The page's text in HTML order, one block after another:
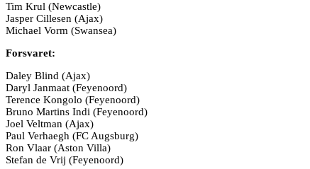
Tim Krul (Newcastle)
Jasper Cillesen (Ajax)
Michael Vorm (Swansea)
Forsvaret:
Daley Blind (Ajax)
Daryl Janmaat (Feyenoord)
Terence Kongolo (Feyenoord)
Bruno Martins Indi (Feyenoord)
Joel Veltman (Ajax)
Paul Verhaegh (FC Augsburg)
Ron Vlaar (Aston Villa)
Stefan de Vrij (Feyenoord)